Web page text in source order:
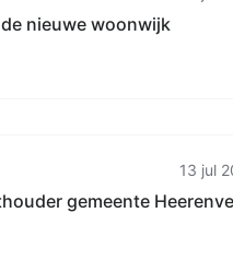
nieuwe woonwijk
13 jul
gemeente